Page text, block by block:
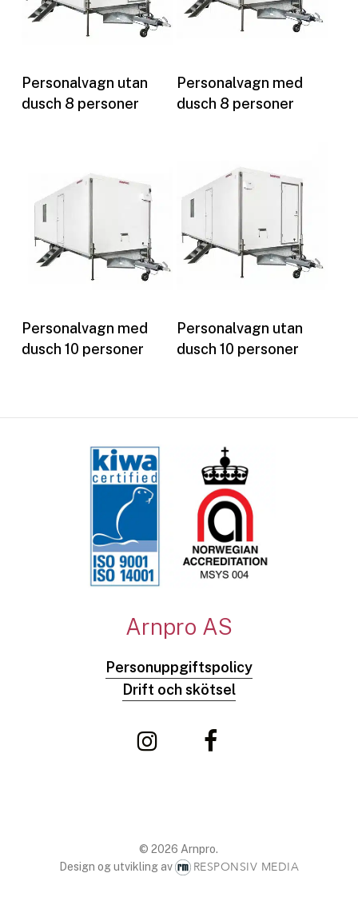
Les mer
Personalvagn utan
dusch 8 personer
Les mer
Personalvagn med
dusch 8 personer
Les mer
Personalvagn med
dusch 10 personer
Les mer
Personalvagn utan
dusch 10 personer
Arnpro AS
Personuppgiftspolicy
Drift och skötsel
© 2026 Arnpro.
Design og utvikling av
RESPONSIV MEDIA